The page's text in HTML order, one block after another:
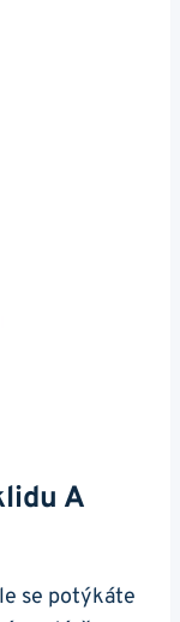
A
se potýkáte